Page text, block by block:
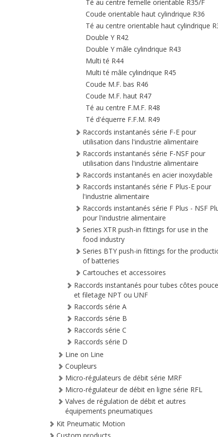
Té au centre femelle orientable R35/F
Coude orientable haut cylindrique R36
Té au centre orientable haut cylindrique
Double Y R42
Double Y mâle cylindrique R43
Multi té R44
Multi té mâle cylindrique R45
Coude M.F. bas R46
Coude M.F. haut R47
Té au centre F.M.F. R48
Té d'équerre F.F.M. R49
Raccords instantanés série F-E pour
utilisation dans l'industrie alimentaire
Raccords instantanés série F-NSF pour
utilisation dans l'industrie alimentaire
Raccords instantanés en acier inoxydable
Raccords instantanés série F Plus-E pour
l'industrie alimentaire
Raccords instantanés série F Plus - NSF
pour l'industrie alimentaire
Series XTR push-in fittings for use in the
food industry
Series BTY push-in fittings for the
of batteries
Cartouches et accessoires
Raccords instantanés pour tubes côtes
et filetage NPT ou UNF
Raccords série A
Raccords série B
Raccords série C
Raccords série D
Line on Line
Coupleurs
Micro-régulateurs de débit série MRF
Micro-régulateur de débit en ligne série RFL
Valves de régulation de débit et autres
équipements pneumatiques
Kit Pneumatic Motion